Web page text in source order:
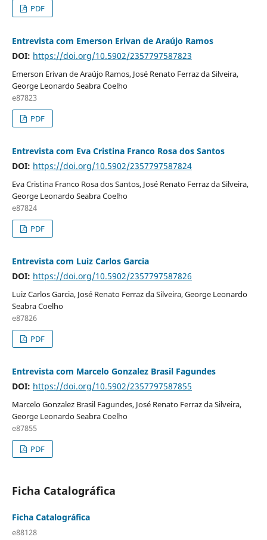
PDF
Entrevista com Emerson Erivan de Araújo Ramos
DOI: https://doi.org/10.5902/2357797587823
Emerson Erivan de Araújo Ramos, José Renato Ferraz da Silveira,
George Leonardo Seabra Coelho
e87823
PDF
Entrevista com Eva Cristina Franco Rosa dos Santos
DOI: https://doi.org/10.5902/2357797587824
Eva Cristina Franco Rosa dos Santos, José Renato Ferraz da Silveira,
George Leonardo Seabra Coelho
e87824
PDF
Entrevista com Luiz Carlos Garcia
DOI: https://doi.org/10.5902/2357797587826
Luiz Carlos Garcia, José Renato Ferraz da Silveira, George Leonardo
Seabra Coelho
e87826
PDF
Entrevista com Marcelo Gonzalez Brasil Fagundes
DOI: https://doi.org/10.5902/2357797587855
Marcelo Gonzalez Brasil Fagundes, José Renato Ferraz da Silveira,
George Leonardo Seabra Coelho
e87855
PDF
Ficha Catalográfica
Ficha Catalográfica
e88128